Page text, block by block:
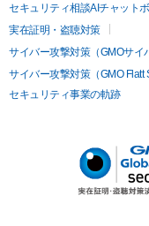
セキュリティ相談AIチャット
実在証明・盗聴対策
サイバー攻撃対策（GMOサイ
サイバー攻撃対策（GMO Flatt
セキュリティ事業の軌跡